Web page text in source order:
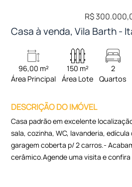
R$
Casa à venda, Vila Barth -
96,00 m²
Área Principal
150 m²
Área Lote
2
Quartos
DESCRIÇÃO DO IMÓVEL
Casa padrão em excelente
sala, cozinha, WC, lavanderia,
garagem coberta p/ 2 carros.-
cerâmico.Agende uma visita e